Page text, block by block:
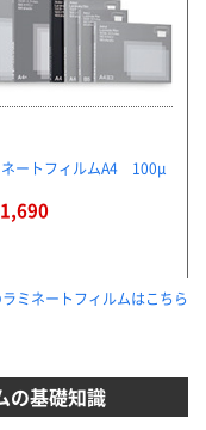
ートフィルムA4 100μ
ミネートフィルムはこちら
の基礎知識